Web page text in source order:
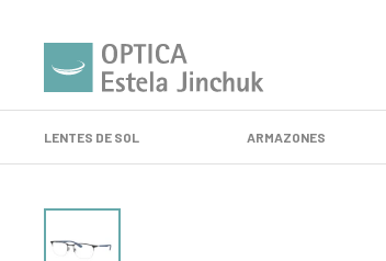
LENTES DE SOL ARMAZONES